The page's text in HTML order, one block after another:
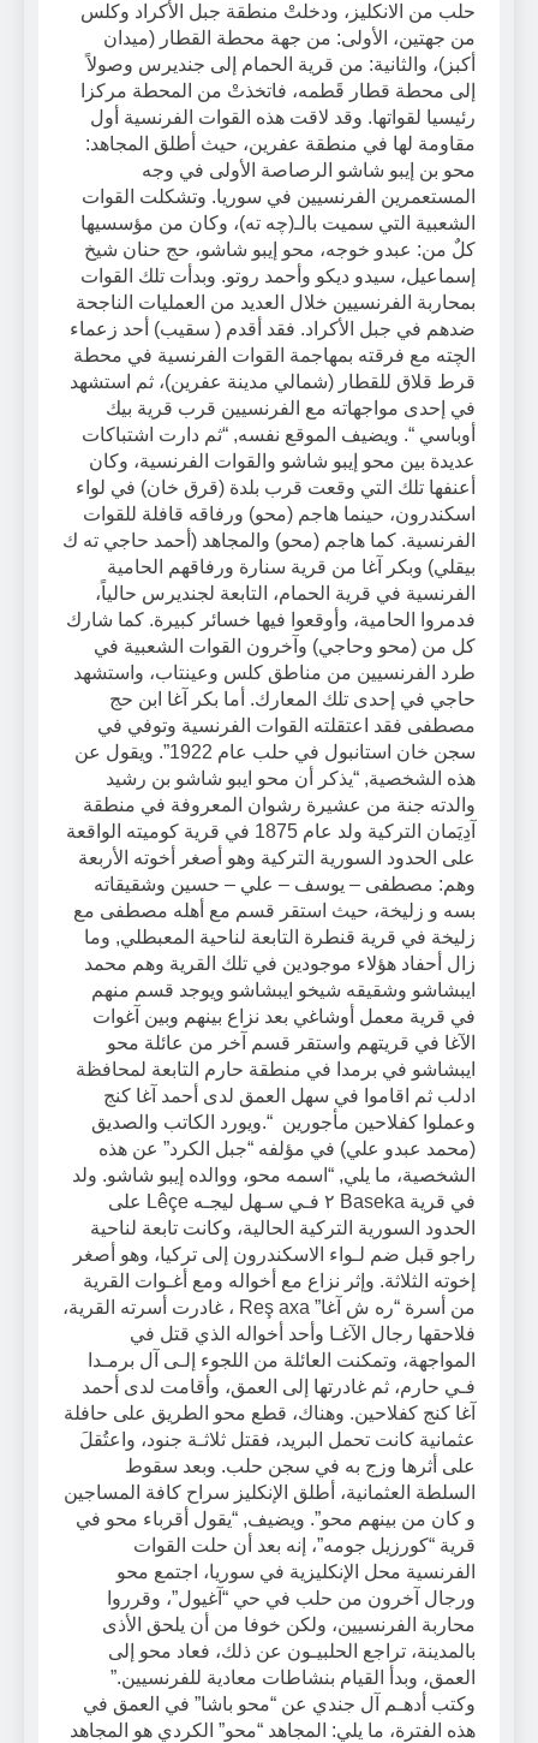
حلب من الانكليز، ودخلتْ منطقة جبل الأكراد وكلس
من جهتين، الأولى: من جهة محطة القطار (ميدان
أكبز)، والثانية: من قرية الحمام إلى جنديرس وصولاً
إلى محطة قطار قَطمه، فاتخذتْ من المحطة مركزا
رئيسيا لقواتها. وقد لاقت هذه القوات الفرنسية أول
مقاومة لها في منطقة عفرين، حيث أطلق المجاهد:
محو بن إيبو شاشو الرصاصة الأولى في وجه
المستعمرين الفرنسيين في سوريا. وتشكلت القوات
الشعبية التي سميت بالـ(چه ته)، وكان من مؤسسيها
كلٌ من: عبدو خوجه، محو إيبو شاشو، حج حنان شيخ
إسماعيل، سيدو ديكو وأحمد روتو. وبدأت تلك القوات
بمحاربة الفرنسيين خلال العديد من العمليات الناجحة
ضدهم في جبل الأكراد. فقد أقدم ( سقيب) أحد زعماء
الچته مع فرقته بمهاجمة القوات الفرنسية في محطة
قرط قلاق للقطار (شمالي مدينة عفرين)، ثم استشهد
في إحدى مواجهاته مع الفرنسيين قرب قرية بيك
أوباسي “. ويضيف الموقع نفسه, “ثم دارت اشتباكات
عديدة بين محو إيبو شاشو والقوات الفرنسية، وكان
أعنفها تلك التي وقعت قرب بلدة (قرق خان) في لواء
اسكندرون، حينما هاجم (محو) ورفاقه قافلة للقوات
الفرنسية. كما هاجم (محو) والمجاهد (أحمد حاجي ته ك
بيقلي) وبكر آغا من قرية سنارة ورفاقهم الحامية
الفرنسية في قرية الحمام، التابعة لجنديرس حالياً،
فدمروا الحامية، وأوقعوا فيها خسائر كبيرة. كما شارك
كل من (محو وحاجي) وآخرون القوات الشعبية في
طرد الفرنسيين من مناطق كلس وعينتاب، واستشهد
حاجي في إحدى تلك المعارك. أما بكر آغا ابن حج
مصطفى فقد اعتقلته القوات الفرنسية وتوفي في
سجن خان استانبول في حلب عام 1922”. ويقول عن
هذه الشخصية, “يذكر أن محو ايبو شاشو بن رشيد
والدته جنة من عشيرة رشوان المعروفة في منطقة
آدِيَمان التركية ولد عام 1875 في قرية كوميته الواقعة
على الحدود السورية التركية وهو أصغر أخوته الأربعة
وهم: مصطفى – يوسف – علي – حسين وشقيقاته
بسه و زليخة، حيث استقر قسم مع أهله مصطفى مع
زليخة في قرية قنطرة التابعة لناحية المعبطلي, وما
زال أحفاد هؤلاء موجودين في تلك القرية وهم محمد
ايبشاشو وشقيقه شيخو ايبشاشو ويوجد قسم منهم
في قرية معمل أوشاغي بعد نزاع بينهم وبين آغوات
الآغا في قريتهم واستقر قسم آخر من عائلة محو
ايبشاشو في برمدا في منطقة حارم التابعة لمحافظة
ادلب ثم اقاموا في سهل العمق لدى أحمد آغا كنج
وعملوا كفلاحين مأجورين “.ويورد الكاتب والصديق
(محمد عبدو علي) في مؤلفه “جبل الكرد” عن هذه
الشخصية، ما يلي, “اسمه محو، ووالده إيبو شاشو. ولد
في قرية Baseka ٢ فـي سـهل ليجـه Lêçe على
الحدود السورية التركية الحالية، وكانت تابعة لناحية
راجو قبل ضم لـواء الاسكندرون إلى تركيا، وهو أصغر
إخوته الثلاثة. وإثر نزاع مع أخواله ومع أغـوات القرية
من أسرة “ره ش آغا” Reş axa ، غادرت أسرته القرية،
فلاحقها رجال الآغـا وأحد أخواله الذي قتل في
المواجهة، وتمكنت العائلة من اللجوء إلـى آل برمـدا
فـي حارم، ثم غادرتها إلى العمق، وأقامت لدى أحمد
آغا كنج كفلاحين. وهناك، قطع محو الطريق على حافلة
عثمانية كانت تحمل البريد، فقتل ثلاثـة جنود، واعتُقلَ
على أثرها وزج به في سجن حلب. وبعد سقوط
السلطة العثمانية، أطلق الإنكليز سراح كافة المساجين
و كان من بينهم محو”. ويضيف, “يقول أقرباء محو في
قرية “كورزيل جومه”، إنه بعد أن حلت القوات
الفرنسية محل الإنكليزية في سوريا، اجتمع محو
ورجال آخرون من حلب في حي “آغيول”، وقرروا
محاربة الفرنسيين، ولكن خوفا من أن يلحق الأذى
بالمدينة، تراجع الحلبيـون عن ذلك، فعاد محو إلى
العمق، وبدأ القيام بنشاطات معادية للفرنسيين.”
وكتب أدهـم آل جندي عن “محو باشا” في العمق في
هذه الفترة، ما يلي: المجاهد “محو” الكردي هو المجاهد